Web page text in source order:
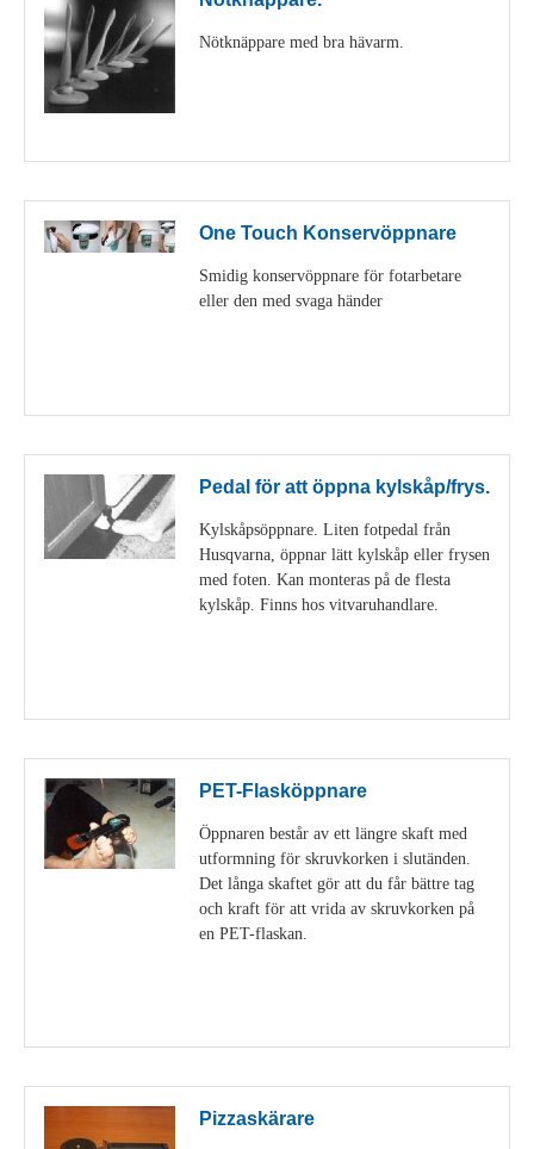
Nötknäppare med bra hävarm.
One Touch Konservöppnare
Smidig konservöppnare för fotarbetare
eller den med svaga händer
Pedal för att öppna kylskåp/frys.
Kylskåpsöppnare. Liten fotpedal från
Husqvarna, öppnar lätt kylskåp eller frysen
med foten. Kan monteras på de flesta
kylskåp. Finns hos vitvaruhandlare.
PET-Flasköppnare
Öppnaren består av ett längre skaft med
utformning för skruvkorken i slutänden.
Det långa skaftet gör att du får bättre tag
och kraft för att vrida av skruvkorken på
en PET-flaskan.
Pizzaskärare